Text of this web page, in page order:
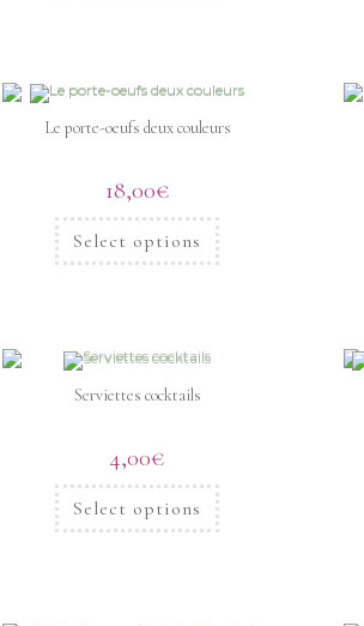
Le porte-oeufs deux couleurs
18,00€
Select options
Serviettes cocktails
4,00€
Select options